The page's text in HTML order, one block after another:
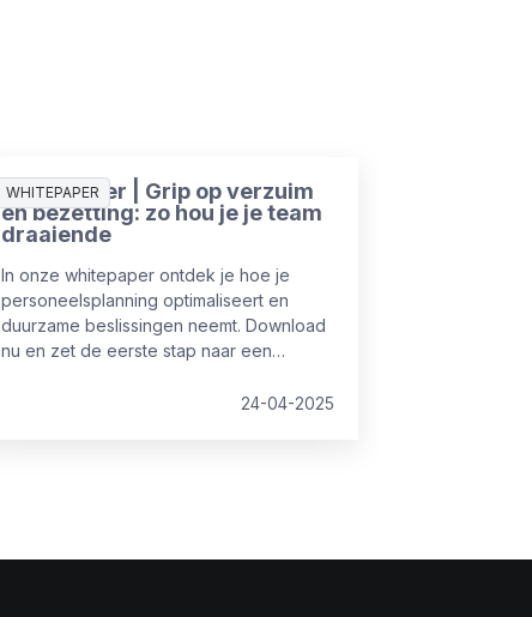
WHITEPAPER
Whitepaper | Grip op verzuim
en bezetting: zo hou je je team
draaiende
In onze whitepaper ontdek je hoe je
personeelsplanning optimaliseert en
duurzame beslissingen neemt. Download
nu en zet de eerste stap naar een
24-04-2025